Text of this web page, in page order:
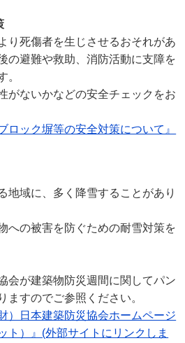
り死傷者を生じさせるおそれがあ
の避難や救助、消防活動に支障を
。
がないかなどの安全チェックをお
ブロック塀等の安全対策について』
地域に、多く降雪することがあり
への被害を防ぐための耐雪対策を
会が建築物防災週間に関してパン
ますのでご参照ください。
）日本建築防災協会ホームページ
ト）』(外部サイトにリンクしま